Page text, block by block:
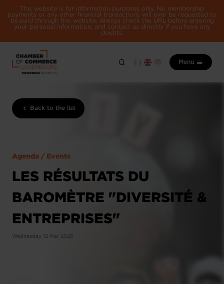
This website is for information purposes only. No membership
payments or any other financial transactions will ever be requested to
be paid through this website. Always check the URL before entering
your personal information, and contact us directly if you have any
doubts.
Menu
Back to the list
Agenda / Events
LES RÉSULTATS DU
BAROMÈTRE "DIVERSITÉ &
ENTREPRISES"
Wednesday 12 Mar 2025